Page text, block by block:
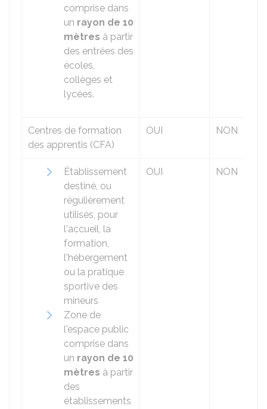
comprise dans
un rayon de 10
mètres à partir
des entrées des
écoles,
collèges et
lycées.
Centres de formation
des apprentis (CFA)
OUI NON
Établissement
destiné, ou
régulièrement
utilisés, pour
l'accueil, la
formation,
l'hébergement
ou la pratique
sportive des
mineurs
Zone de
l'espace public
comprise dans
un rayon de 10
mètres à partir
des
établissements
OUI NON